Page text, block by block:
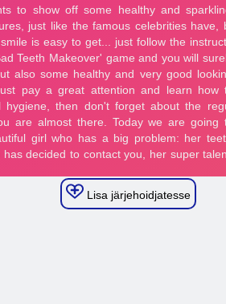
Lisa järjehoidjatesse